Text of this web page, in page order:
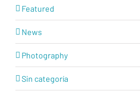
Featured
News
Photography
Sin categoría